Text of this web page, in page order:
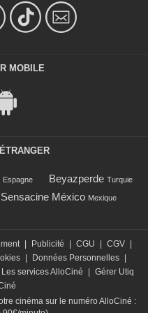
MOBILE
Espagne Beyazperde Turquie
Sensacine México Mexique
Publicité CGU CGV
Données Personnelles
Les services AlloCiné
Gérer Utiq
cinéma sur le numéro AlloCiné :